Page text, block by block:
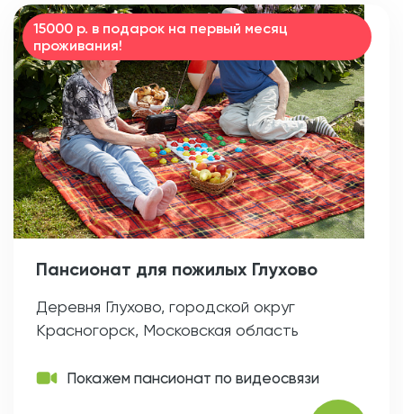
15000 р. в подарок на первый месяц
проживания!
Пансионат для пожилых Глухово
Деревня Глухово, городской округ
Красногорск, Московская область
Покажем пансионат по видеосвязи